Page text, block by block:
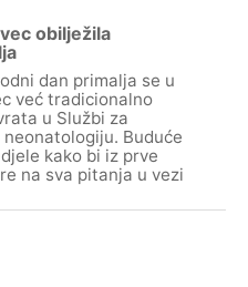
obilježila
dan primalja se u
već tradicionalno
u Službi za
Buduće
kako bi iz prve
na sva pitanja u vezi